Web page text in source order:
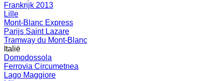
Frankrijk 2013
Lille
Mont-Blanc Express
Parijs Saint Lazare
Tramway du Mont-Blanc
Italië
Domodossola
Ferrovia Circumetnea
Lago Maggiore